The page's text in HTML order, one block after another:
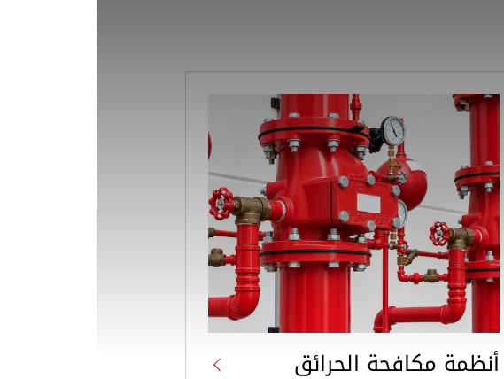
أنظمة مكافحة الحرائق